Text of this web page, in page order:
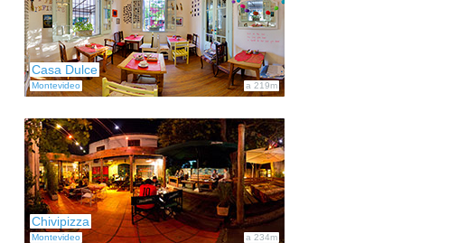
Montevideo
Casa Dulce
a 219m
Montevideo
Chivipizza
a 234m